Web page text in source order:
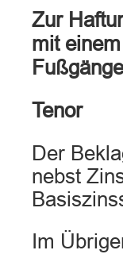
Zur
mit
Tenor
Der
nebst
Im